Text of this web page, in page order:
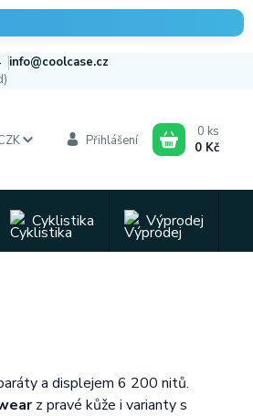
info@coolcase.cz
Přihlášení
0 ks
0 Kč
Cyklistika Výprodej
a displejem 6 200 nitů.
z pravé kůže i varianty s